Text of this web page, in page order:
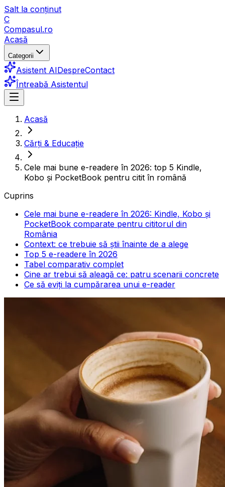
Salt la conținut
C
Compasul.ro
Acasă
Categorii
Asistent AIDespreContact
Întreabă Asistentul
Acasă
Cărți & Educație
Cele mai bune e-readere în 2026: top 5 Kindle,
Kobo și PocketBook pentru citit în română
Cuprins
Cele mai bune e-readere în 2026: Kindle, Kobo și
PocketBook comparate pentru cititorul din
România
Context: ce trebuie să știi înainte de a alege
Top 5 e-readere în 2026
Tabel comparativ complet
Cine ar trebui să aleagă ce: patru scenarii concrete
Ce să eviți la cumpărarea unui e-reader